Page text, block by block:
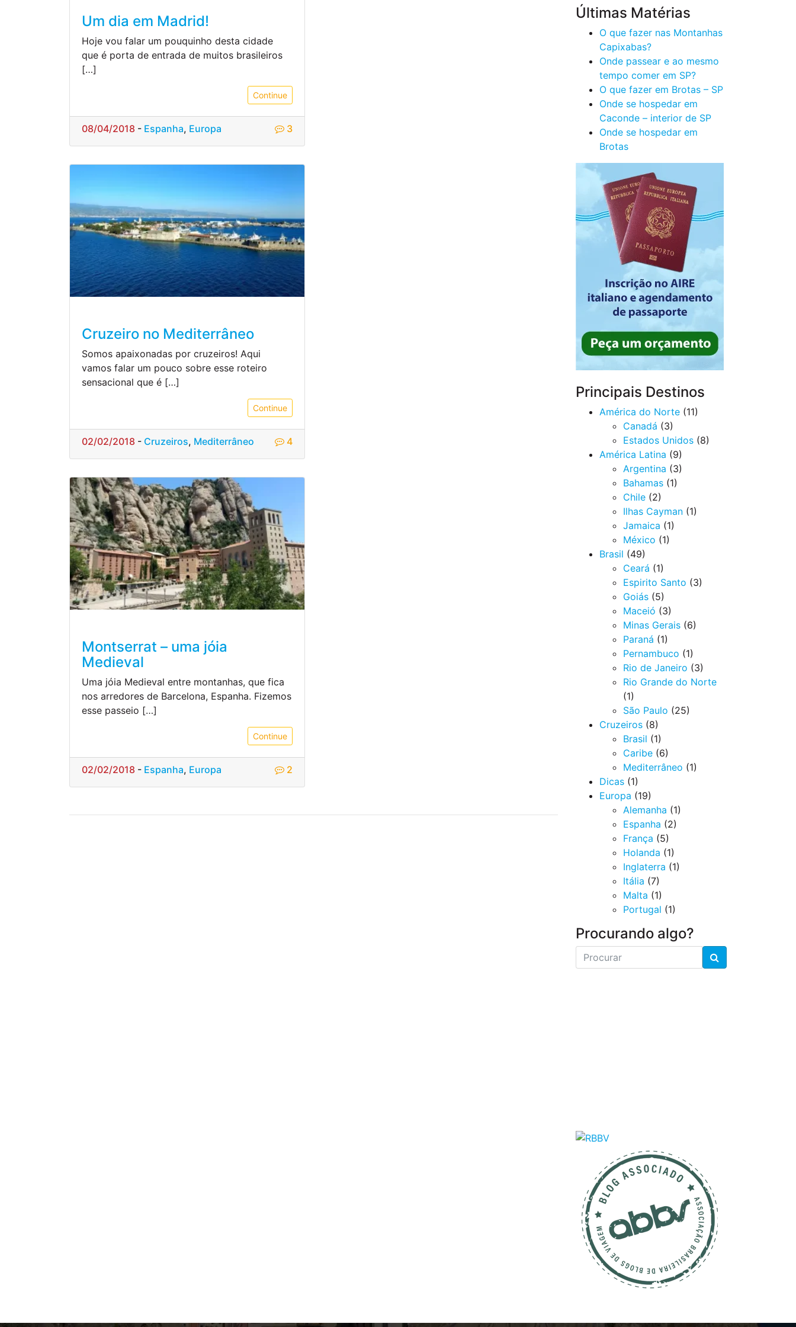
Um dia em Madrid!
Hoje vou falar um pouquinho desta cidade
que é porta de entrada de muitos brasileiros
[…]
Continue
08/04/2018 - Espanha, Europa 3
Cruzeiro no Mediterrâneo
Somos apaixonadas por cruzeiros! Aqui
vamos falar um pouco sobre esse roteiro
sensacional que é […]
Continue
02/02/2018 - Cruzeiros, Mediterrâneo 4
Montserrat – uma jóia
Medieval
Uma jóia Medieval entre montanhas, que fica
nos arredores de Barcelona, Espanha. Fizemos
esse passeio […]
Continue
02/02/2018 - Espanha, Europa 2
Últimas Matérias
O que fazer nas Montanhas
Capixabas?
Onde passear e ao mesmo
tempo comer em SP?
O que fazer em Brotas – SP
Onde se hospedar em
Caconde – interior de SP
Onde se hospedar em
Brotas
Principais Destinos
América do Norte (11)
Canadá (3)
Estados Unidos (8)
América Latina (9)
Argentina (3)
Bahamas (1)
Chile (2)
Ilhas Cayman (1)
Jamaica (1)
México (1)
Brasil (49)
Ceará (1)
Espirito Santo (3)
Goiás (5)
Maceió (3)
Minas Gerais (6)
Paraná (1)
Pernambuco (1)
Rio de Janeiro (3)
Rio Grande do Norte
(1)
São Paulo (25)
Cruzeiros (8)
Brasil (1)
Caribe (6)
Mediterrâneo (1)
Dicas (1)
Europa (19)
Alemanha (1)
Espanha (2)
França (5)
Holanda (1)
Inglaterra (1)
Itália (7)
Malta (1)
Portugal (1)
Procurando algo?